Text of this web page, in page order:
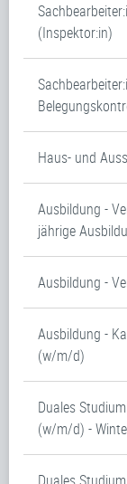
(Inspektor:in)
Haus- und
Ausbildung -
jährige
Ausbildung -
Ausbildung -
(w/m/d)
Duales
(w/m/d) -